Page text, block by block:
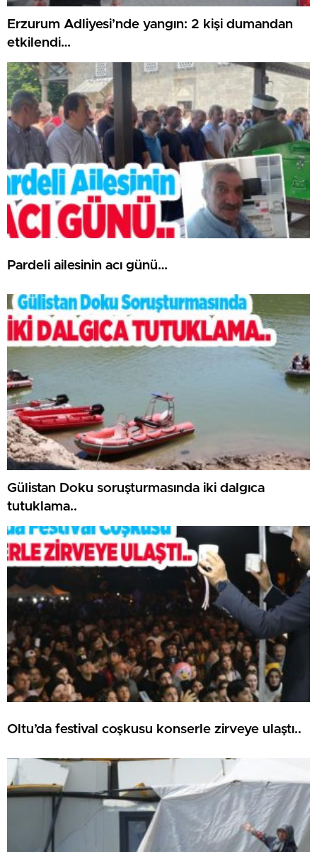
Erzurum Adliyesi’nde yangın: 2 kişi dumandan
etkilendi…
Pardeli ailesinin acı günü…
Gülistan Doku soruşturmasında iki dalgıca
tutuklama..
Oltu’da festival coşkusu konserle zirveye ulaştı..